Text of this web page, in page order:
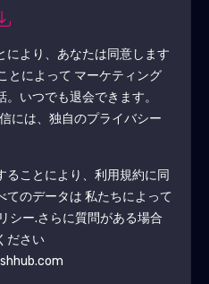
により、あなたは同意します
とによって マーケティング
いつでも退会できます。
には、独自のプライバシー
ることにより、利用規約に同
てのデータは 私たちによって
シー.さらに質問がある場合
ださい